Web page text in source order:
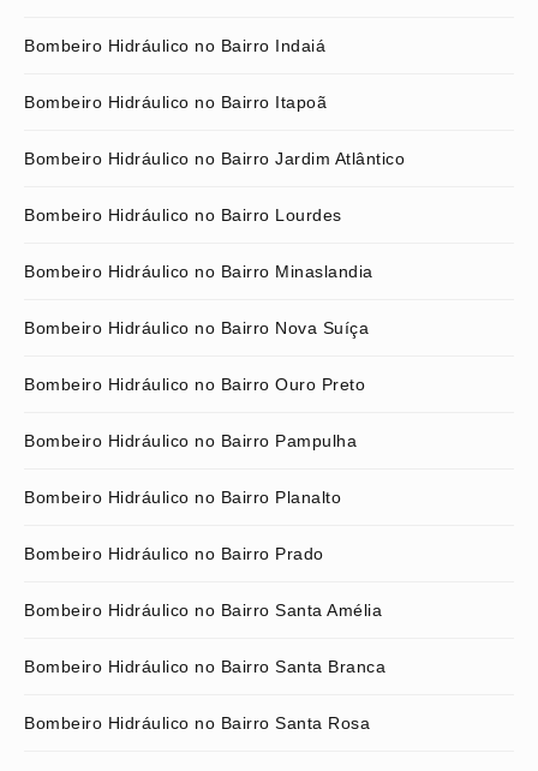
Bombeiro Hidráulico no Bairro Indaiá
Bombeiro Hidráulico no Bairro Itapoã
Bombeiro Hidráulico no Bairro Jardim Atlântico
Bombeiro Hidráulico no Bairro Lourdes
Bombeiro Hidráulico no Bairro Minaslandia
Bombeiro Hidráulico no Bairro Nova Suíça
Bombeiro Hidráulico no Bairro Ouro Preto
Bombeiro Hidráulico no Bairro Pampulha
Bombeiro Hidráulico no Bairro Planalto
Bombeiro Hidráulico no Bairro Prado
Bombeiro Hidráulico no Bairro Santa Amélia
Bombeiro Hidráulico no Bairro Santa Branca
Bombeiro Hidráulico no Bairro Santa Rosa